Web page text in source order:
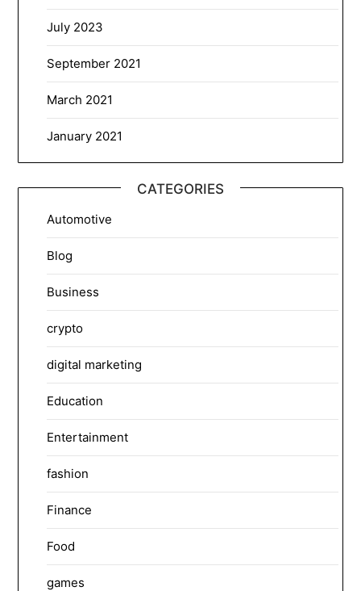
July 2023
September 2021
March 2021
January 2021
CATEGORIES
Automotive
Blog
Business
crypto
digital marketing
Education
Entertainment
fashion
Finance
Food
games